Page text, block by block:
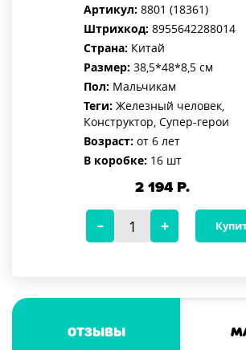
Артикул: 8801 (18361)
Штрихкод: 8955642288014
Страна: Китай
Размер: 38,5*48*8,5 см
Пол: Мальчикам
Теги: Железный человек,
Конструктор, Супер-герои
Возраст: от 6 лет
В коробке: 16 шт
2 194Р.
Отзывы